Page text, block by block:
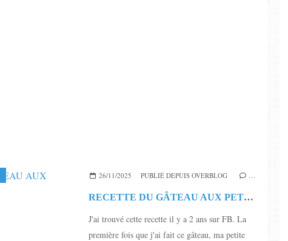
26/11/2025 PUBLIÉ DEPUIS OVERBLOG
RECETTE DU GÂTEAU AUX PETITS BEURRE
J'ai trouvé cette recette il y a 2 ans sur FB. La
première fois que j'ai fait ce gâteau, ma petite